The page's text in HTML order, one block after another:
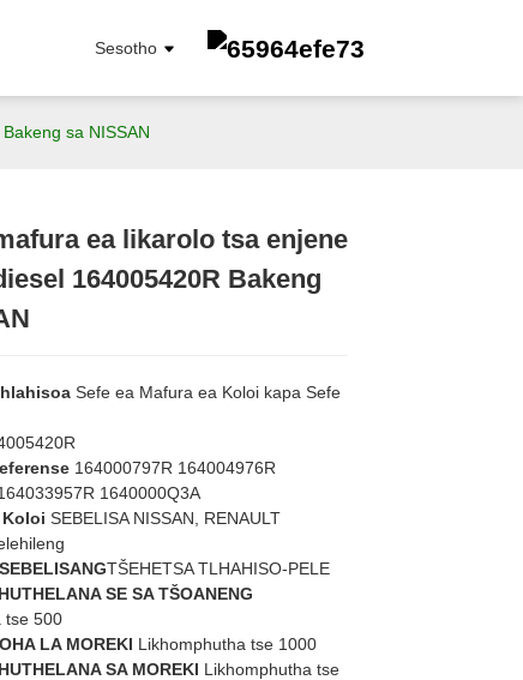
Sesotho
SEFULA SA PETROLE
SEFULA SA MOEA
sa NISSAN
Loading...
Loading...ea likarolo tsa enjene
164005420R Bakeng
Sefe ea Mafura ea Koloi kapa Sefe
164000797R 164004976R
1640000Q3A
SEBELISA NISSAN, RENAULT
TŠEHETSA TLHAHISO-PELE
SE SA TŠOANENG
tse 500
LA MOREKI Likhomphutha tse 1000
SA MOREKI Likhomphutha tse